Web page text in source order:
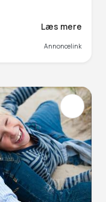
Læs mere
Annoncelink